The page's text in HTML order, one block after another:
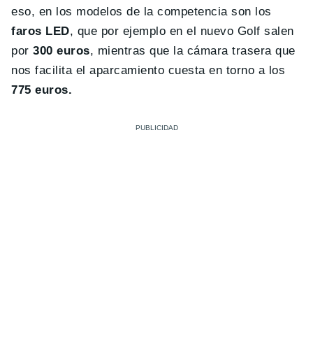
eso, en los modelos de la competencia son los
faros LED, que por ejemplo en el nuevo Golf salen
por300 euros, mientras que la cámara trasera que
nos facilita el aparcamiento cuesta en torno a los
775 euros.